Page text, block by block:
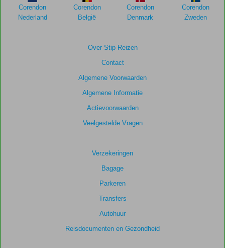
Over Stip Reizen
Contact
Algemene Voorwaarden
Algemene Informatie
Actievoorwaarden
Veelgestelde Vragen
Verzekeringen
Bagage
Parkeren
Transfers
Autohuur
Reisdocumenten en Gezondheid
Corendon
Nederland
Corendon
België
Corendon
Denmark
Corendon
Zweden